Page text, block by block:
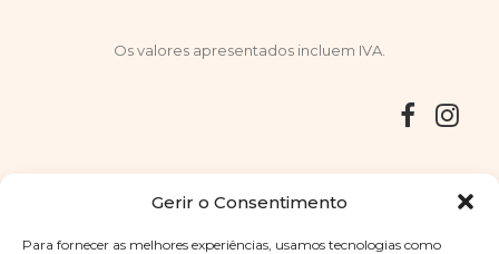
Gerir o Consentimento
Para fornecer as melhores experiências, usamos tecnologias como
Os valores apresentados incluem IVA.